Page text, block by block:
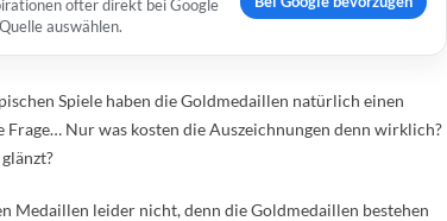
öfter direkt bei Google
auswählen.
Spiele haben die Goldmedaillen natürlich einen
Frage… Nur was kosten die Auszeichnungen denn wirklich?
Medaillen leider nicht, denn die Goldmedaillen bestehen